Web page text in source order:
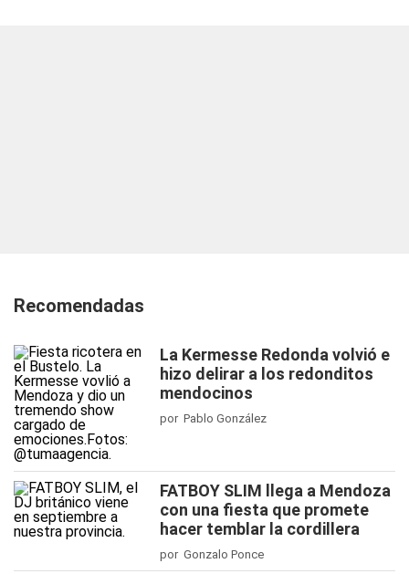
Recomendadas
La Kermesse Redonda volvió e
hizo delirar a los redonditos
mendocinos
por Pablo González
FATBOY SLIM llega a Mendoza
con una fiesta que promete
hacer temblar la cordillera
por Gonzalo Ponce